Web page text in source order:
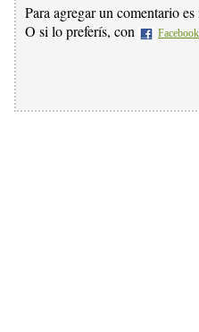
Para agregar un comentario
O si lo preferís, con Facebook